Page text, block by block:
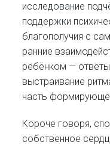
исследование
поддержки
благополучия с
ранние
ребёнком — ответы
выстраивание
часть
Короче говоря,
собственное